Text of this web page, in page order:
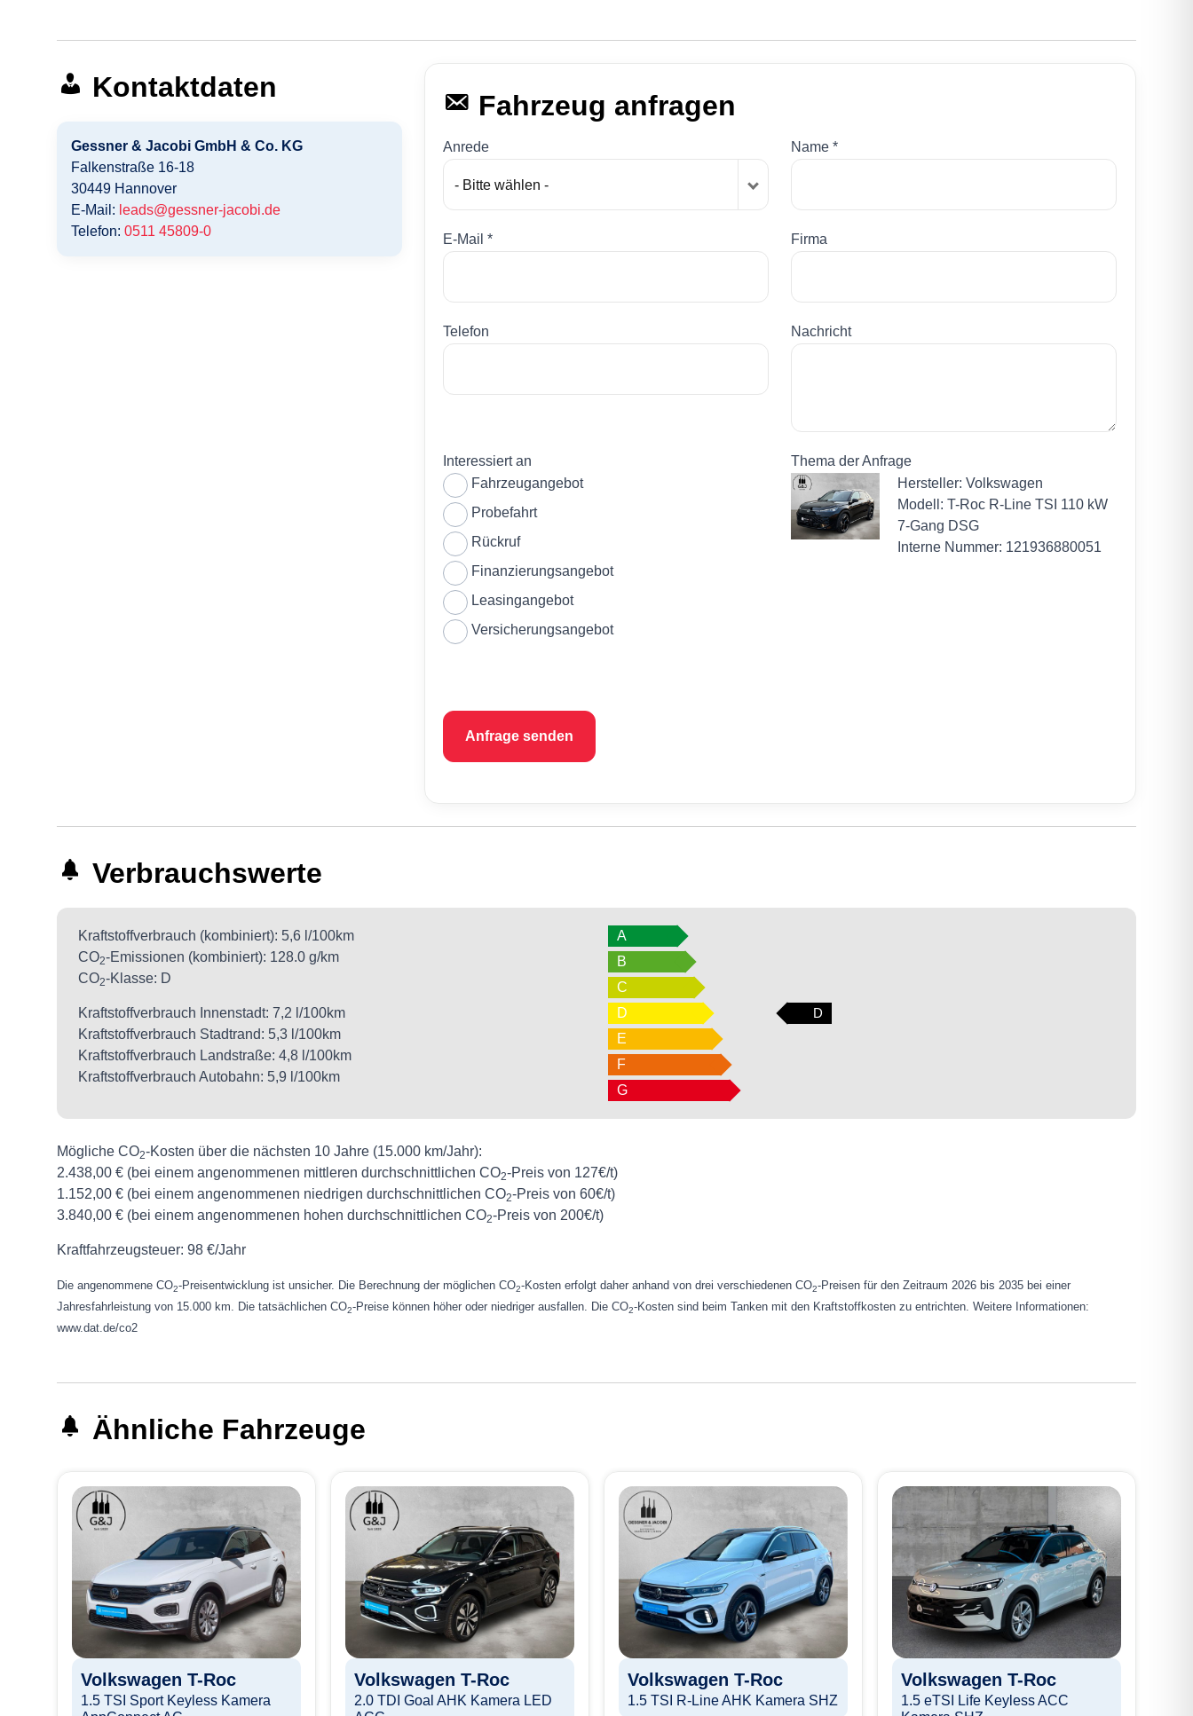
Kontaktdaten
Gessner & Jacobi GmbH & Co. KG
Falkenstraße 16-18
30449 Hannover
E-Mail: leads@gessner-jacobi.de
Telefon: 0511 45809-0
Fahrzeug anfragen
Anrede
- Bitte wählen -
Name *
E-Mail * Firma
Telefon Nachricht
Interessiert an
Fahrzeugangebot
Probefahrt
Rückruf
Finanzierungsangebot
Leasingangebot
Versicherungsangebot
Thema der Anfrage
Hersteller: Volkswagen
Modell: T-Roc R-Line TSI 110 kW
7-Gang DSG
Interne Nummer: 121936880051
Anfrage senden
Verbrauchswerte
Kraftstoffverbrauch (kombiniert): 5,6 l/100km
CO2-Emissionen (kombiniert): 128.0 g/km
CO2-Klasse: D
Kraftstoffverbrauch Innenstadt: 7,2 l/100km
Kraftstoffverbrauch Stadtrand: 5,3 l/100km
Kraftstoffverbrauch Landstraße: 4,8 l/100km
Kraftstoffverbrauch Autobahn: 5,9 l/100km
A
B
C
D
D
E
F
G
Mögliche CO2-Kosten über die nächsten 10 Jahre (15.000 km/Jahr):
2.438,00 € (bei einem angenommenen mittleren durchschnittlichen CO2-Preis von 127€/t)
1.152,00 € (bei einem angenommenen niedrigen durchschnittlichen CO2-Preis von 60€/t)
3.840,00 € (bei einem angenommenen hohen durchschnittlichen CO2-Preis von 200€/t)
Kraftfahrzeugsteuer: 98 €/Jahr
Die angenommene CO2-Preisentwicklung ist unsicher. Die Berechnung der möglichen CO2-Kosten erfolgt daher anhand von drei verschiedenen CO2-Preisen für den Zeitraum 2026 bis 2035 bei einer
Jahresfahrleistung von 15.000 km. Die tatsächlichen CO2-Preise können höher oder niedriger ausfallen. Die CO2-Kosten sind beim Tanken mit den Kraftstoffkosten zu entrichten. Weitere Informationen:
www.dat.de/co2
Ähnliche Fahrzeuge
Volkswagen T-Roc
1.5 TSI Sport Keyless Kamera
Volkswagen T-Roc
2.0 TDI Goal AHK Kamera LED
Volkswagen T-Roc
1.5 TSI R-Line AHK Kamera SHZ
Volkswagen T-Roc
1.5 eTSI Life Keyless ACC